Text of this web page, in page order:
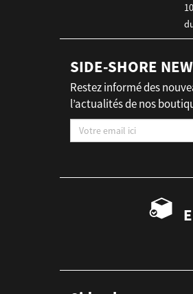
SIDE-SHORE
Restez informé des
l’actualités de nos